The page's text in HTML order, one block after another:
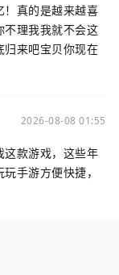
！真的是越来越喜
不理我我就不会这
归来吧宝贝你现在
2026-08-08 01:55
这款游戏，这些年
手游方便快捷，